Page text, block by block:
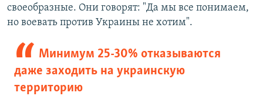
своеобразные. Они говорят: "Да мы все понимаем,
но воевать против Украины не хотим".
Минимум 25-30% отказываются
даже заходить на украинскую
территорию